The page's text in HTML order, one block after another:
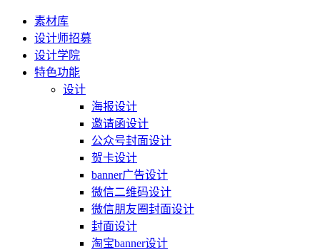
素材库
设计师招募
设计学院
特色功能
设计
海报设计
邀请函设计
公众号封面设计
贺卡设计
banner广告设计
微信二维码设计
微信朋友圈封面设计
封面设计
淘宝banner设计